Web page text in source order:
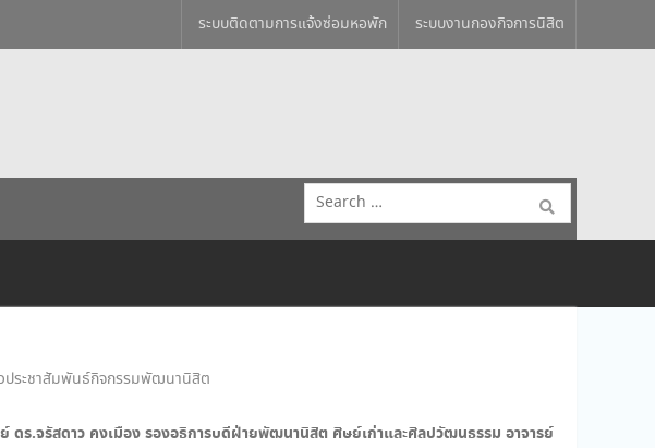
ระบบติดตามการแจ้งซ่อมหอพัก ระบบงานกองกิจการนิสิต
Search
for:
ประชาสัมพันธ์กิจกรรมพัฒนานิสิต
ดร.จรัสดาว คงเมือง รองอธิการบดีฝ่ายพัฒนานิสิต ศิษย์เก่าและศิลปวัฒนธรรม อาจารย์